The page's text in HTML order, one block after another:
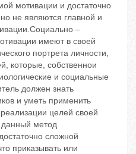
мотивации и достаточно
не являются главной и
–
имеют в своей
портрета личности,
которые, собственнои
и социальные
должен знать
и уметь применить
целей своей
данный метод
сложной
приказывать или